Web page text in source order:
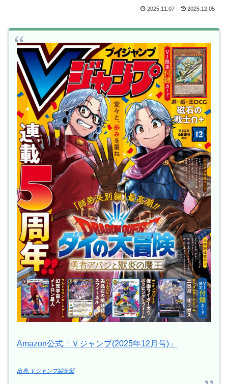
2025.11.07 2025.12.05
Amazon公式「Ｖジャンプ(2025年12月号)」
出典:Ｖジャンプ編集部